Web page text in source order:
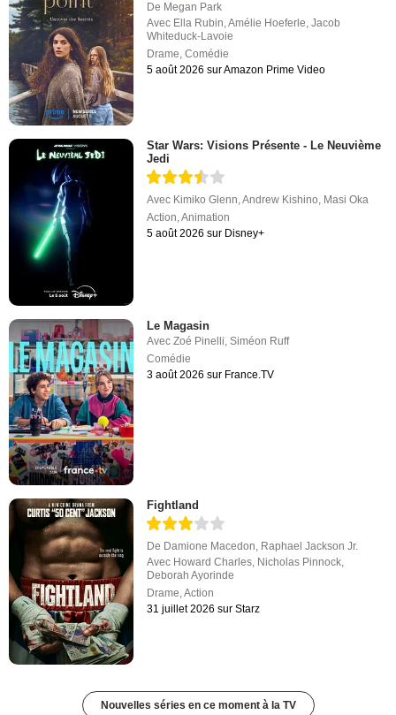
De Megan Park
Avec Ella Rubin,Amélie Hoeferle,Jacob
Whiteduck-Lavoie
Drame,Comédie
5 août 2026 sur Amazon Prime Video
Star Wars: Visions Présente - Le Neuvième
Jedi
Avec Kimiko Glenn,Andrew Kishino, Masi Oka
Action,Animation
5 août 2026 sur Disney+
Le Magasin
AvecZoé Pinelli ,Siméon Ruff
Comédie
3 août 2026 sur France.TV
Fightland
De Damione Macedon, Raphael Jackson Jr.
Avec Howard Charles, Nicholas Pinnock,
Deborah Ayorinde
Drame,Action
31 juillet 2026 sur Starz
Nouvelles séries en ce moment à la TV